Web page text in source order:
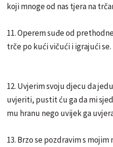
koji mnoge od nas tjera na
11. Operem suđe od
trče po kući vičući i igrajući se.
12. Uvjerim svoju djecu da
uvjeriti, pustit ću ga da mi
mu hranu nego uvijek ga
13. Brzo se pozdravim s